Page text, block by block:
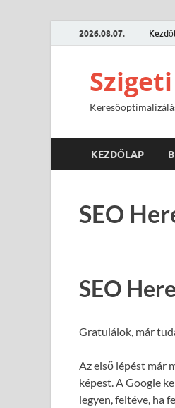
2026.08.07.
KEZDŐLAP
SEO
SEO
Gratulálok, már
Az első lépést már
képest. A Google
legyen, feltéve, ha